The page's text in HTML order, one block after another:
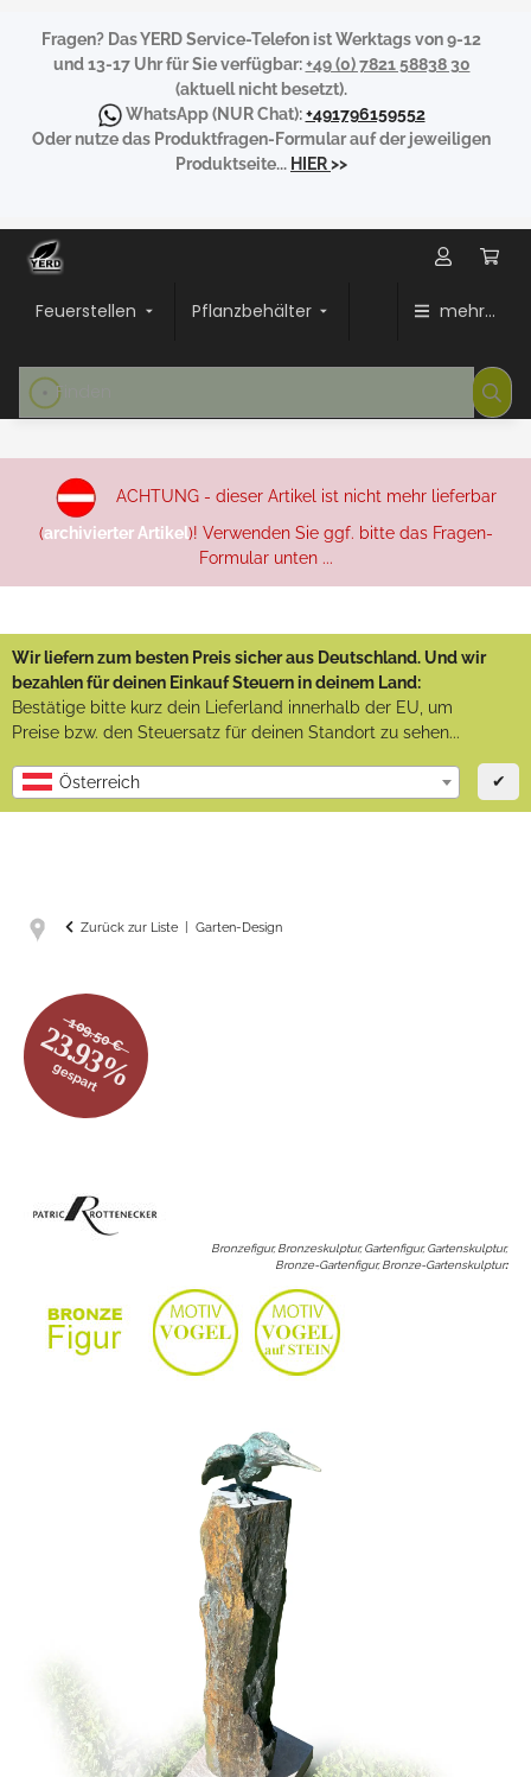
Fragen? Das YERD Service-Telefon ist Werktags von 9-12
und 13-17 Uhr für Sie verfügbar:+49 (0) 7821 58838 30
(aktuell nicht besetzt).
WhatsApp(NUR Chat):+491796159552
Oder nutze das Produktfragen-Formular auf der jeweiligen
Produktseite... HIER>>
Feuerstellen Pflanzbehälter mehr...
ACHTUNG - dieser Artikel ist nicht mehr lieferbar
(archivierter Artikel)! Verwenden Sie ggf. bitte das Fragen-
Formular unten ...
Wir liefern zum besten Preis sicher aus Deutschland. Und wir
bezahlen für deinen Einkauf Steuern in deinem Land:
Bestätige bitte kurz dein Lieferland innerhalb der EU, um
Preise bzw. den Steuersatz für deinen Standort zu sehen...
Österreich ✔
Zurück zur Liste Garten-Design
109.50 €
23.93%
gespart
Bronzefigur, Bronzeskulptur, Gartenfigur, Gartenskulptur,
Bronze-Gartenfigur, Bronze-Gartenskulptur: